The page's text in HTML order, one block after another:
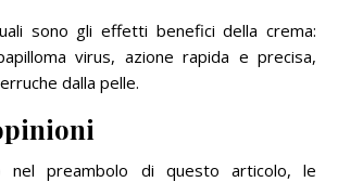
sono gli effetti benefici della crema:
virus, azione rapida e precisa,
dalla pelle.
nel preambolo di questo articolo, le